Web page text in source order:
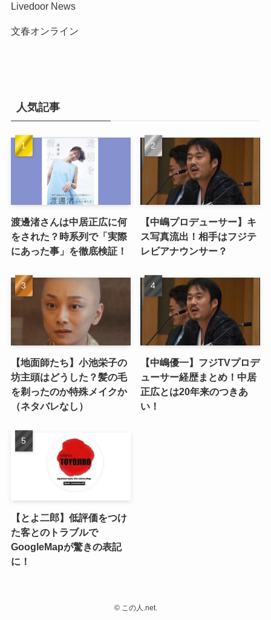
Livedoor News
文春オンライン
人気記事
渡邊渚さんは中居正広に何
をされた？時系列で「実際
にあった事」を徹底検証！
【中嶋プロデューサー】キ
ス写真流出！相手はフジテ
レビアナウンサー？
【地面師たち】小池栄子の
坊主頭はどうした？髪の毛
を剃ったのか特殊メイクか
（ネタバレなし）
【中嶋優一】フジTVプロデ
ューサー経歴まとめ！中居
正広とは20年来のつきあ
い！
【とよ二郎】低評価をつけ
た客とのトラブルで
GoogleMapが驚きの表記
に！
©この人.net.